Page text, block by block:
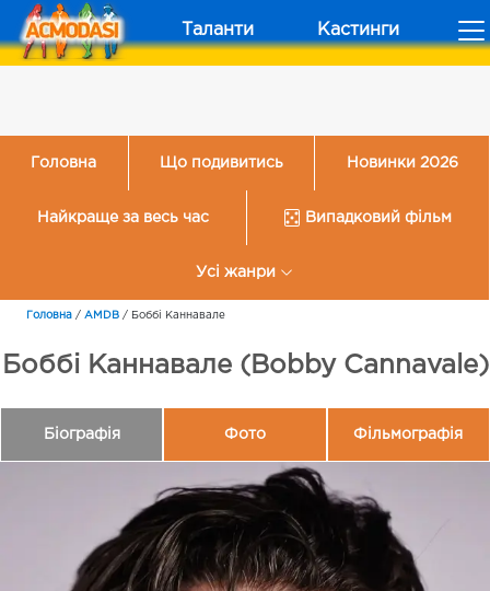
Таланти Кастинги
Головна Що подивитись Новинки 2026
Найкраще за весь час Випадковий фільм
Усі жанри
Головна / AMDB / Боббі Каннавале
Боббі Каннавале (Bobby Cannavale)
Біографія Фото Фільмографія